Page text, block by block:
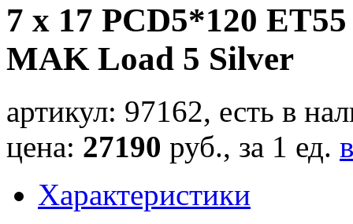
7 x 17 PCD5*120
MAK Load 5 Silver
артикул: 97162, есть в
цена: 27190 руб., за 1 ед.
Характеристики